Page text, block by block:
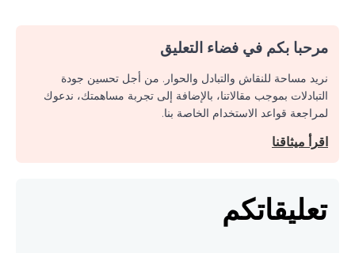
مرحبا بكم في فضاء التعليق
نريد مساحة للنقاش والتبادل والحوار. من أجل تحسين جودة
التبادلات بموجب مقالاتنا، بالإضافة إلى تجربة مساهمتك، ندعوك
لمراجعة قواعد الاستخدام الخاصة بنا.
اقرأ ميثاقنا
تعليقاتكم